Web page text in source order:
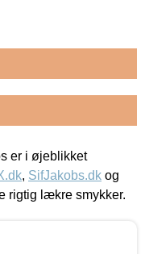
er i øjeblikket
, SifJakobs.dk og
rigtig lækre smykker.